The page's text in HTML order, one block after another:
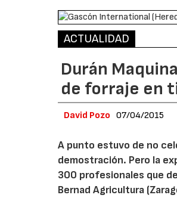
ACTUALIDAD
Durán
de forraje en
David Pozo 07/04/2015
A punto estuvo de no
demostración. Pero la
300 profesionales que
Bernad Agricultura